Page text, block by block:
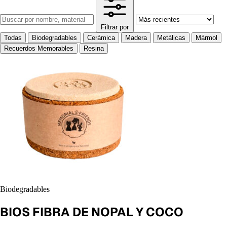
Filtrar por
Todas
Biodegradables Cerámica Madera Metálicas
Mármol
Recuerdos Memorables
Resina
Biodegradables
BIOS FIBRA DE NOPAL Y COCO